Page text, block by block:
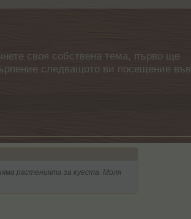
своя собствена тема, първо ще
следващото ви посещение във
растенията за куеста. Моля